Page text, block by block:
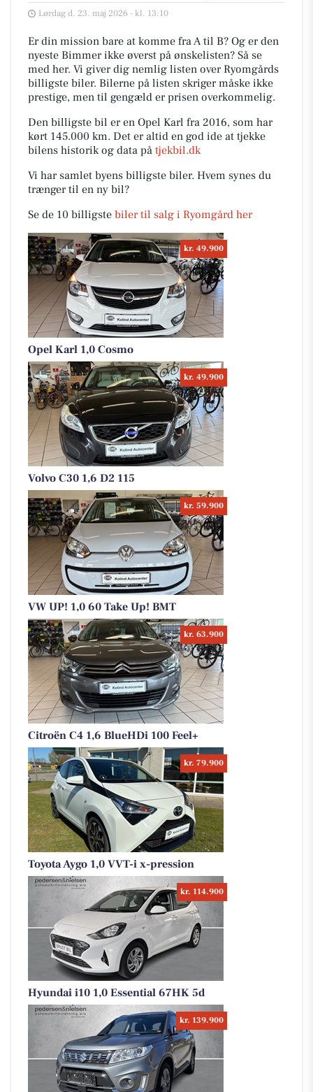
Lørdag d. 23. maj 2026 - kl. 13:10
Er din mission bare at komme fra A til B? Og er den
nyeste Bimmer ikke øverst på ønskelisten? Så se
med her. Vi giver dig nemlig listen over Ryomgårds
billigste biler. Bilerne på listen skriger måske ikke
prestige, men til gengæld er prisen overkommelig.
Den billigste bil er en Opel Karl fra 2016, som har
kørt 145.000 km. Det er altid en god ide at tjekke
bilens historik og data på tjekbil.dk
Vi har samlet byens billigste biler. Hvem synes du
trænger til en ny bil?
Se de 10 billigste biler til salg i Ryomgård her
kr. 49.900
Opel Karl 1,0 Cosmo
kr. 49.900
Volvo C30 1,6 D2 115
kr. 59.900
VW UP! 1,0 60 Take Up! BMT
kr. 63.900
Citroën C4 1,6 BlueHDi 100 Feel+
kr. 79.900
Toyota Aygo 1,0 VVT-i x-pression
kr. 114.900
Hyundai i10 1,0 Essential 67HK 5d
kr. 139.900